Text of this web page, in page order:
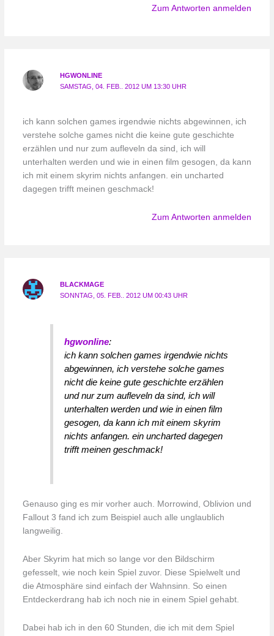
Zum Antworten anmelden
HGWONLINE
SAMSTAG, 04. FEB.. 2012 UM 13:30 UHR
ich kann solchen games irgendwie nichts abgewinnen, ich
verstehe solche games nicht die keine gute geschichte
erzählen und nur zum aufleveln da sind, ich will
unterhalten werden und wie in einen film gesogen, da kann
ich mit einem skyrim nichts anfangen. ein uncharted
dagegen trifft meinen geschmack!
Zum Antworten anmelden
BLACKMAGE
SONNTAG, 05. FEB.. 2012 UM 00:43 UHR
hgwonline:
ich kann solchen games irgendwie nichts
abgewinnen, ich verstehe solche games
nicht die keine gute geschichte erzählen
und nur zum aufleveln da sind, ich will
unterhalten werden und wie in einen film
gesogen, da kann ich mit einem skyrim
nichts anfangen. ein uncharted dagegen
trifft meinen geschmack!
Genauso ging es mir vorher auch. Morrowind, Oblivion und
Fallout 3 fand ich zum Beispiel auch alle unglaublich
langweilig.
Aber Skyrim hat mich so lange vor den Bildschirm
gefesselt, wie noch kein Spiel zuvor. Diese Spielwelt und
die Atmosphäre sind einfach der Wahnsinn. So einen
Entdeckerdrang hab ich noch nie in einem Spiel gehabt.
Dabei hab ich in den 60 Stunden, die ich mit dem Spiel